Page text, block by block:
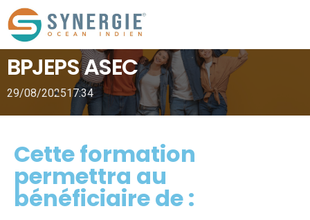
BPJEPS ASEC
29/08/202517:34
Cette formation
permettra au
bénéficiaire de :